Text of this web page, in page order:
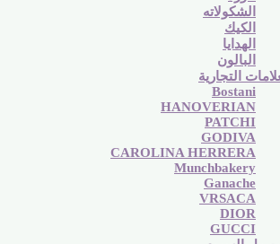
الشكولاته
الكيك
الهدايا
البالون
التجارية
Bostani
HANOVERIAN
PATCHI
GODIVA
CAROLINA HERRERA
Munchbakery
Ganache
VRSACA
DIOR
GUCCI